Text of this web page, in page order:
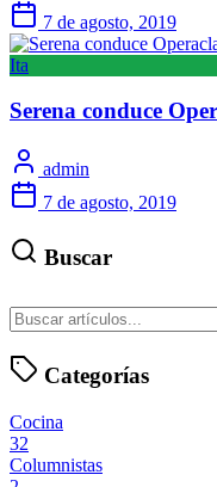
7 de agosto, 2019
Ita
Serena conduce
admin
7 de agosto, 2019
Buscar
Categorías
Cocina
32
Columnistas